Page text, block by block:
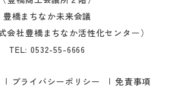
豊橋まちなか未来会議
会社豊橋まちなか活性化センター）
TEL:0532-55-6666
プライバシーポリシー 免責事項